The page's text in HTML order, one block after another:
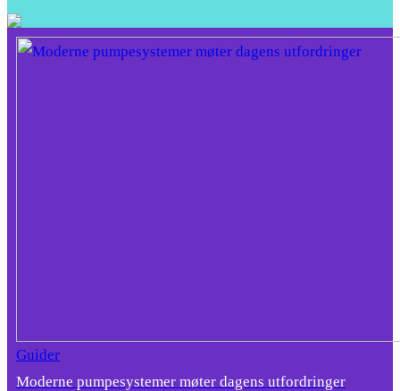
Guider
Moderne pumpesystemer møter dagens utfordringer